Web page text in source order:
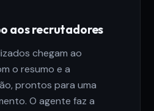
aos recrutadores
chegam ao
o resumo e a
prontos para uma
O agente faz a